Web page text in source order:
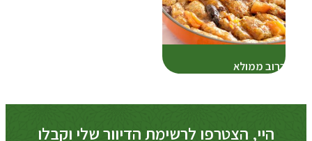
כרוב ממולא
היי, הצטרפו לרשימת הדיוור שלי וקבלו